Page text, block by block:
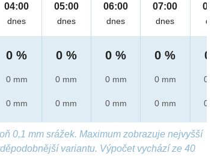
04:00
dnes
0 %
0 mm
0 mm
05:00
dnes
0 %
0 mm
0 mm
06:00
dnes
0 %
0 mm
0 mm
07:00
dnes
0 %
0 mm
0 mm
08:00
dnes
0 %
0 mm
0 mm
0,1 mm srážek. Maximum zobrazuje nejvyšší
variantu. Výpočet vychází ze 40